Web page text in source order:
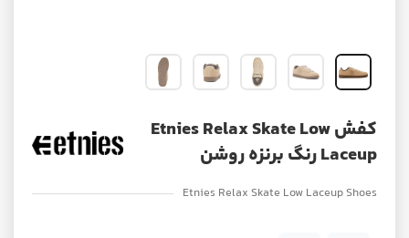
کفش Etnies Relax Skate Low
Laceup رنگ برنزه روشن
Etnies Relax Skate Low Laceup Shoes